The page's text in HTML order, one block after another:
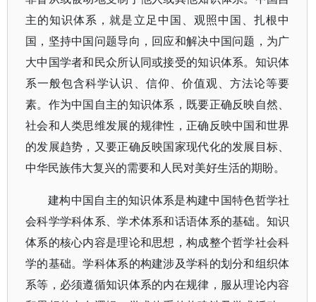
主的知识体系，就是立足中国、观照中国、扎根中
国，坚持中国问题导向，回应和解决中国问题，为广
大中国学者和民众所认同或接受的知识体系。知识体
系一般包含科学认识、信仰、价值观、方法论等要
素。作为中国自主的知识体系，既要正确反映自然、
社会和人类思维发展的规律性，正确反映中国和世界
的发展趋势，又要正确反映国家现代化的发展目标、
中华民族伟大复兴的需要和人民对美好生活的期盼。
建构中国自主的知识体系是构建中国特色哲学社
会科学学科体系、学术体系和话语体系的基础。知识
体系的核心内容是理论和思想，构成整个哲学社会科
学的基础。学科体系的构建涉及学科的划分和组织体
系等，必须遵循知识体系的内在规律，服从理论内容